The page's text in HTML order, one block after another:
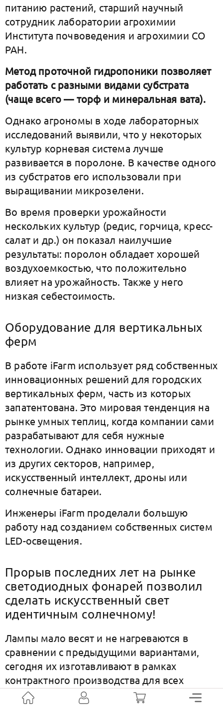
питанию растений, старший научный
сотрудник лаборатории агрохимии
Института почвоведения и агрохимии СО
РАН.
Метод проточной гидропоники позволяет
работать с разными видами субстрата
(чаще всего — торф и минеральная вата).
Однако агрономы в ходе лабораторных
исследований выявили, что у некоторых
культур корневая система лучше
развивается в поролоне. В качестве одного
из субстратов его использовали при
выращивании микрозелени.
Во время проверки урожайности
нескольких культур (редис, горчица, кресс-
салат и др.) он показал наилучшие
результаты: поролон обладает хорошей
воздухоемкостью, что положительно
влияет на урожайность. Также у него
низкая себестоимость.
Оборудование для вертикальных
ферм
В работе iFarm использует ряд собственных
инновационных решений для городских
вертикальных ферм, часть из которых
запатентована. Это мировая тенденция на
рынке умных теплиц, когда компании сами
разрабатывают для себя нужные
технологии. Однако инновации приходят и
из других секторов, например,
искусственный интеллект, дроны или
солнечные батареи.
Инженеры iFarm проделали большую
работу над созданием собственных систем
LED-освещения.
Прорыв последних лет на рынке
светодиодных фонарей позволил
сделать искусственный свет
идентичным солнечному!
Лампы мало весят и не нагреваются в
сравнении с предыдущими вариантами,
сегодня их изготавливают в рамках
контрактного производства для всех
вертикальных ферм по технологиям iFarm